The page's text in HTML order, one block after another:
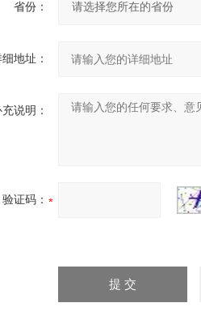
省份：
地址：
说明：
验证码：